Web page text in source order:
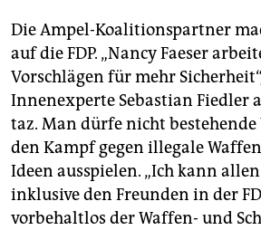
Die Ampel-Koalitionspartner
auf die FDP. „Nancy Faeser
Vorschlägen für mehr
Innenexperte Sebastian Fiedler
taz. Man dürfe nicht
den Kampf gegen illegale
Ideen ausspielen. „Ich kann
inklusive den Freunden in der
vorbehaltlos der Waffen- und